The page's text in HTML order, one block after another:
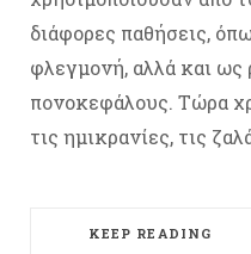
διάφορες παθήσεις,
φλεγμονή, αλλά και ως
πονοκεφάλους. Τώρα
τις ημικρανίες, τις
KEEP READING